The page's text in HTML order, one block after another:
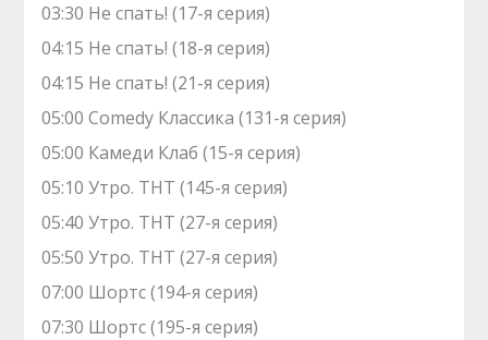
03:30 Не спать! (17-я серия)
04:15 Не спать! (18-я серия)
04:15 Не спать! (21-я серия)
05:00 Comedy Классика (131-я серия)
05:00 Камеди Клаб (15-я серия)
05:10 Утро. ТНТ (145-я серия)
05:40 Утро. ТНТ (27-я серия)
05:50 Утро. ТНТ (27-я серия)
07:00 Шортс (194-я серия)
07:30 Шортс (195-я серия)